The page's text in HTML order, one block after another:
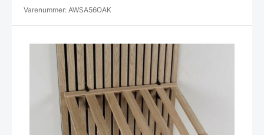
Varenummer: AWSA56OAK